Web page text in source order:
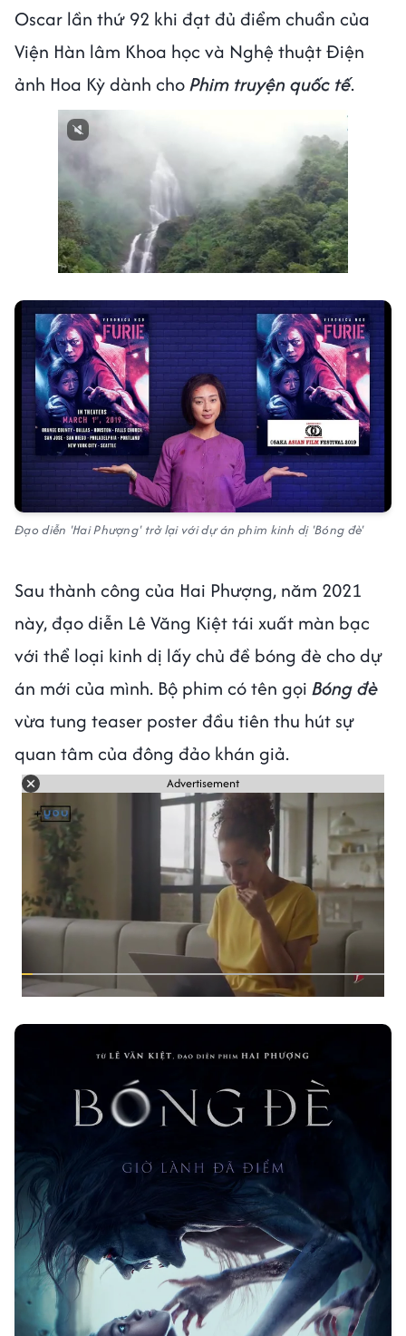
Oscar lần thứ 92 khi đạt đủ điểm chuẩn của
Viện Hàn lâm Khoa học và Nghệ thuật Điện
ảnh Hoa Kỳ dành choPhim truyện quốc tế.
Next video in 1 Cancel
Đạo diễn 'Hai Phượng' trở lại với dự án phim kinh dị 'Bóng đè'
Sau thành công của Hai Phượng, năm 2021
này, đạo diễn Lê Văng Kiệt tái xuất màn bạc
với thể loại kinh dị lấy chủ đề bóng đè cho dự
án mới của mình. Bộ phim có tên gọi Bóng đè
vừa tung teaser poster đầu tiên thu hút sự
quan tâm của đông đảo khán giả.
Advertisement